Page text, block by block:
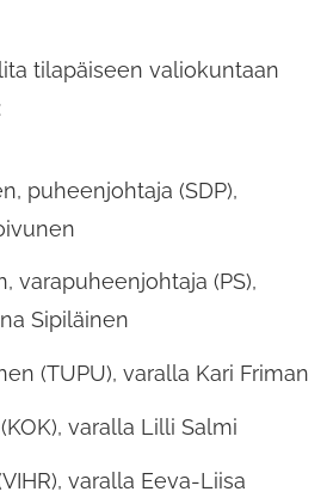
tilapäiseen valiokuntaan
puheenjohtaja (SDP),
varapuheenjohtaja (PS),
Sipiläinen
(TUPU), varalla Kari Friman
varalla Lilli Salmi
varalla Eeva-Liisa